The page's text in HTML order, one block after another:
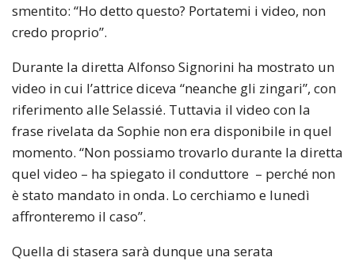
smentito: “Ho detto questo? Portatemi i video, non
credo proprio”.
Durante la diretta Alfonso Signorini ha mostrato un
video in cui l’attrice diceva “neanche gli zingari”, con
riferimento alle Selassié. Tuttavia il video con la
frase rivelata da Sophie non era disponibile in quel
momento. “Non possiamo trovarlo durante la diretta
quel video – ha spiegato il conduttore – perché non
è stato mandato in onda. Lo cerchiamo e lunedì
affronteremo il caso”.
Quella di stasera sarà dunque una serata